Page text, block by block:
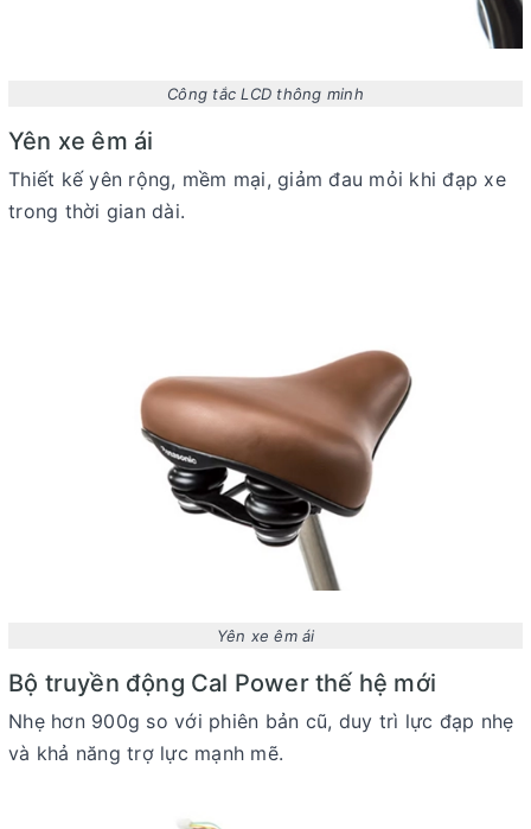
Công tắc LCD thông minh
Yên xe êm ái
Thiết kế yên rộng, mềm mại, giảm đau mỏi khi đạp xe
trong thời gian dài.
Yên xe êm ái
Bộ truyền động Cal Power thế hệ mới
Nhẹ hơn 900g so với phiên bản cũ, duy trì lực đạp nhẹ
và khả năng trợ lực mạnh mẽ.